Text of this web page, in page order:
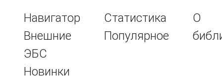
Навигатор
Внешние
ЭБС
Новинки
Статистика
Популярное
О